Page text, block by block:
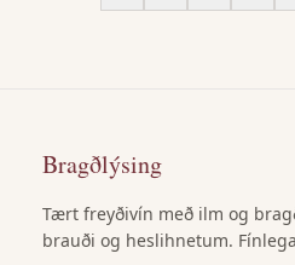
Bragðlýsing
Tært freyðivín með ilm og
brauði og heslihnetum.